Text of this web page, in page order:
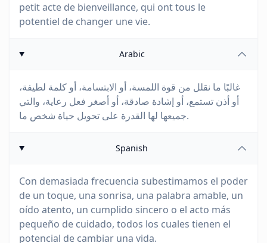
petit acte de bienveillance, qui ont tous le
potentiel de changer une vie.
Arabic
غالبًا ما نقلل من قوة اللمسة، أو الابتسامة، أو كلمة لطيفة،
أو أذن تستمع، أو إشادة صادقة، أو أصغر فعل رعاية، والتي
جميعها لها القدرة على تحويل حياة شخص ما.
Spanish
Con demasiada frecuencia subestimamos el poder
de un toque, una sonrisa, una palabra amable, un
oído atento, un cumplido sincero o el acto más
pequeño de cuidado, todos los cuales tienen el
potencial de cambiar una vida.